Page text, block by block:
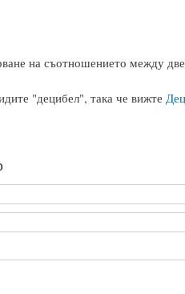
на съотношението между
"децибел", така че вижте